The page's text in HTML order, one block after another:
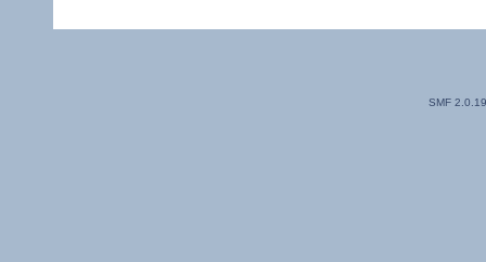
SMF 2.0.19